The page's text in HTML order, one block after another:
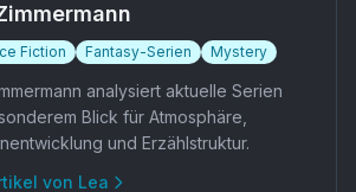
Fiction Fantasy-Serien Mystery
analysiert aktuelle Serien
Blick für Atmosphäre,
und Erzählstruktur.
von Lea